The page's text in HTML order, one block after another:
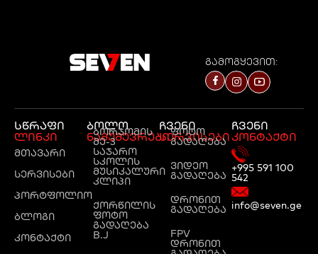
გამოგყევით:
სწრაფი
ლინკი
მთავარი
სერვისები
პორტფოლიო
ბლოგი
კონტაქტი
ბოლო
ნამუშევრები
ბორჯომის
მე-3
საჯარო
სკოლის
მუსიკალური
კლიპი
ქორწილის
ფოტო
გადაღება
B.J
ჩვენი
სერვისები
ფოტო
გადაღება
ვიდეო
გადაღება
დრონით
გადაღება
FPV
დრონით
ჩვენი
კონტაქტი
+995 591 100
542
info@seven.ge